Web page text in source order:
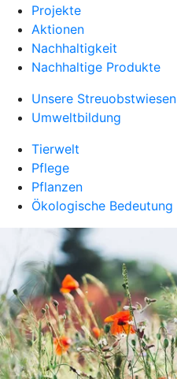
Projekte
Aktionen
Nachhaltigkeit
Nachhaltige Produkte
Unsere Streuobstwiesen
Umweltbildung
Tierwelt
Pflege
Pflanzen
Ökologische Bedeutung